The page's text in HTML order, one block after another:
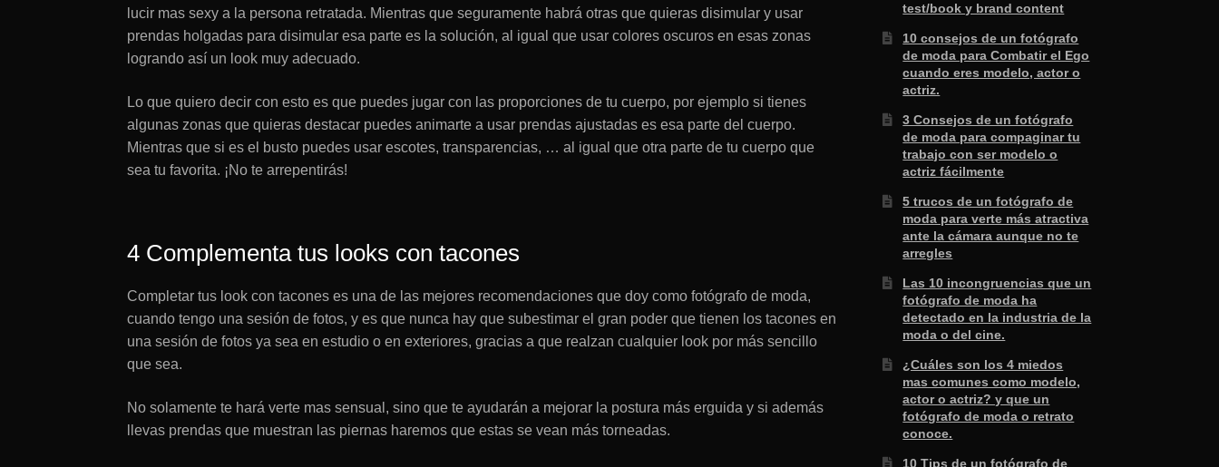
lucir mas sexy a la persona retratada. Mientras que seguramente habrá otras que quieras disimular y usar
prendas holgadas para disimular esa parte es la solución, al igual que usar colores oscuros en esas zonas
logrando así un look muy adecuado.
Lo que quiero decir con esto es que puedes jugar con las proporciones de tu cuerpo, por ejemplo si tienes
algunas zonas que quieras destacar puedes animarte a usar prendas ajustadas es esa parte del cuerpo.
Mientras que si es el busto puedes usar escotes, transparencias, … al igual que otra parte de tu cuerpo que
sea tu favorita. ¡No te arrepentirás!
4 Complementa tus looks con tacones
Completar tus look con tacones es una de las mejores recomendaciones que doy como fotógrafo de moda,
cuando tengo una sesión de fotos, y es que nunca hay que subestimar el gran poder que tienen los tacones en
una sesión de fotos ya sea en estudio o en exteriores, gracias a que realzan cualquier look por más sencillo
que sea.
No solamente te hará verte mas sensual, sino que te ayudarán a mejorar la postura más erguida y si además
llevas prendas que muestran las piernas haremos que estas se vean más torneadas.
test/book y brand content
10 consejos de un fotógrafo
de moda para Combatir el Ego
cuando eres modelo, actor o
actriz.
3 Consejos de un fotógrafo
de moda para compaginar tu
trabajo con ser modelo o
actriz fácilmente
5 trucos de un fotógrafo de
moda para verte más atractiva
ante la cámara aunque no te
arregles
Las 10 incongruencias que un
fotógrafo de moda ha
detectado en la industria de la
moda o del cine.
¿Cuáles son los 4 miedos
mas comunes como modelo,
actor o actriz? y que un
fotógrafo de moda o retrato
conoce.
10 Tips de un fotógrafo de